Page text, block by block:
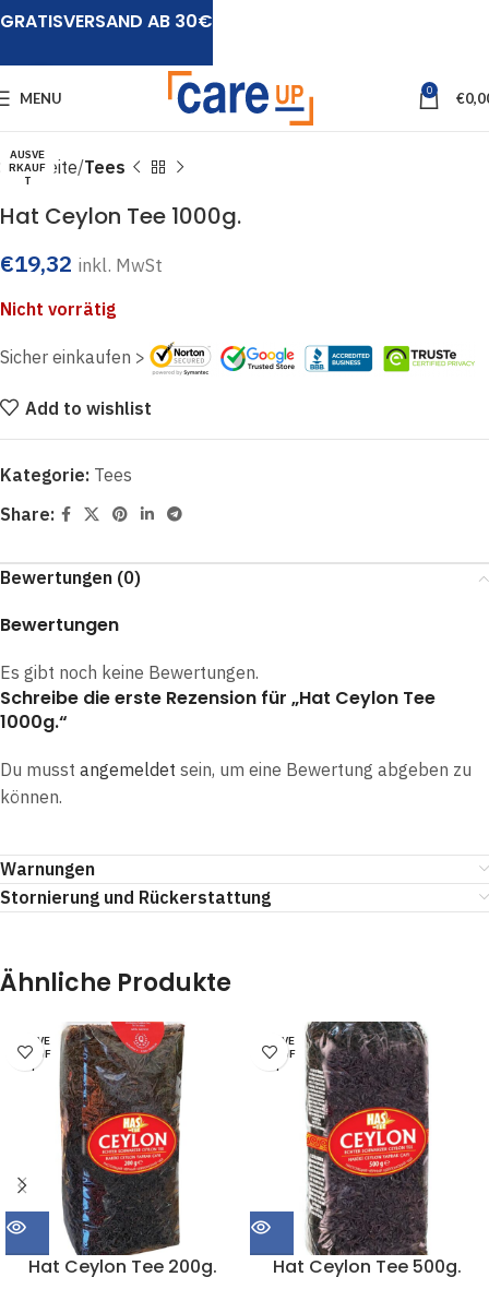
MENU 0 €
AUSVE
RKAUF
T
Click to enlarge
Startseite Tees
Hat Ceylon Tee 1000g.
€19,32 inkl. MwSt
Nicht vorrätig
Sicher einkaufen >
Add to wishlist
Kategorie: Tees
Share:
Bewertungen (0)
Bewertungen
Es gibt noch keine Bewertungen.
Schreibe die erste Rezension für „Hat Ceylon Tee
1000g.“
Du musst angemeldet sein, um eine Bewertung abgeben zu
können.
Warnungen
Stornierung und Rückerstattung
Ähnliche Produkte
AUSVE
RKAUF
T
Hat Ceylon Tee 200g.
AUSVE
RKAUF
T
Hat Ceylon Tee 500g.
GRATISVERSAND AB 30€